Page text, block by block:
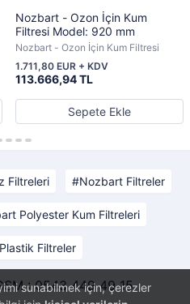
sunabilmek için, çerezler
Nozbart - Ozon İçin Kum
Filtresi Model: 920 mm
Nozbart - Ozon İçin Kum Filtresi
113.666,94 TL
1.711,80 EUR + KDV
Sepete Ekle
Filtreleri Nozbart Filtreler
Polyester Kum Filtreleri
Filtreler
: 0543 449 49 15